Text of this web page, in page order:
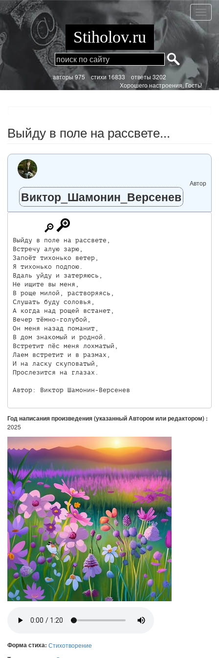
Перейти
к
основному
содержанию
Выйду
в
поле
на
Stiholov.ru
aвторы 975стихи 16833 ответы 3202
Хорошего настроения, Гость!
Выйду в поле на рассвете...
Автор
Виктор_Шамонин_Версенев
Выйду в поле на рассвете,
Встречу алую зарю,
Запоёт тихонько ветер,
Я тихонько подпою.
Вдаль уйду и затеряюсь,
Не ищите вы меня,
В роще милой, растворяясь,
Слушать буду соловья,
А когда над рощей встанет,
Вечер тёмно-голубой,
Он меня назад поманит,
В дом знакомый и родной.
Встретит пёс меня лохматый,
Лаем встретит и в размах,
И на ласку скуповатый,
Прослезится на глазах.
Автор: Виктор Шамонин-Версенев
Год написания произведения (указанный Автором или редактором) :
2025
Форма стиха: Стихотворение